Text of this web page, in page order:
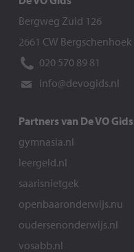
Bergweg Zuid 126
2661 CW Bergschenhoek
020 570 89 81
info@devogids.nl
Partners van De VO Gids
gymnasia.nl
leergeld.nl
saarisnietgek
openbaaronderwijs.nu
oudersenonderwijs.nl
vosabb.nl